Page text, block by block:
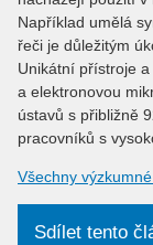
Například umělá
řeči je důležitým
Unikátní přístroje
a elektronovou
ústavů s přibližně
pracovníků s
Všechny
Sdílet tento